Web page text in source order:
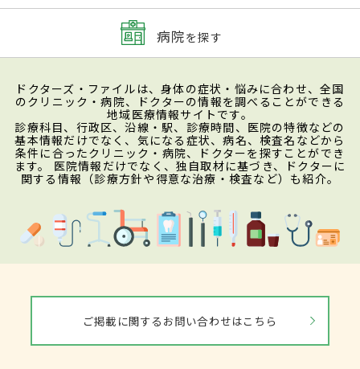
病院を探す
ドクターズ・ファイルは、身体の症状・悩みに合わせ、全国
のクリニック・病院、ドクターの情報を調べることができる
地域医療情報サイトです。
診療科目、行政区、沿線・駅、診療時間、医院の特徴などの
基本情報だけでなく、気になる症状、病名、検査名などから
条件に合ったクリニック・病院、ドクターを探すことができ
ます。 医院情報だけでなく、独自取材に基づき、ドクターに
関する情報（診療方針や得意な治療・検査など）も紹介。
ご掲載に関するお問い合わせはこちら